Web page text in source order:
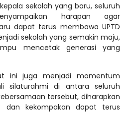
sekolah yang baru, seluruh
harapan agar
dapat terus membawa UPTD
sekolah yang semakin maju,
mencetak generasi yang
ini juga menjadi momentum
silaturahmi di antara seluruh
tersebut, diharapkan
dan kekompakan dapat terus